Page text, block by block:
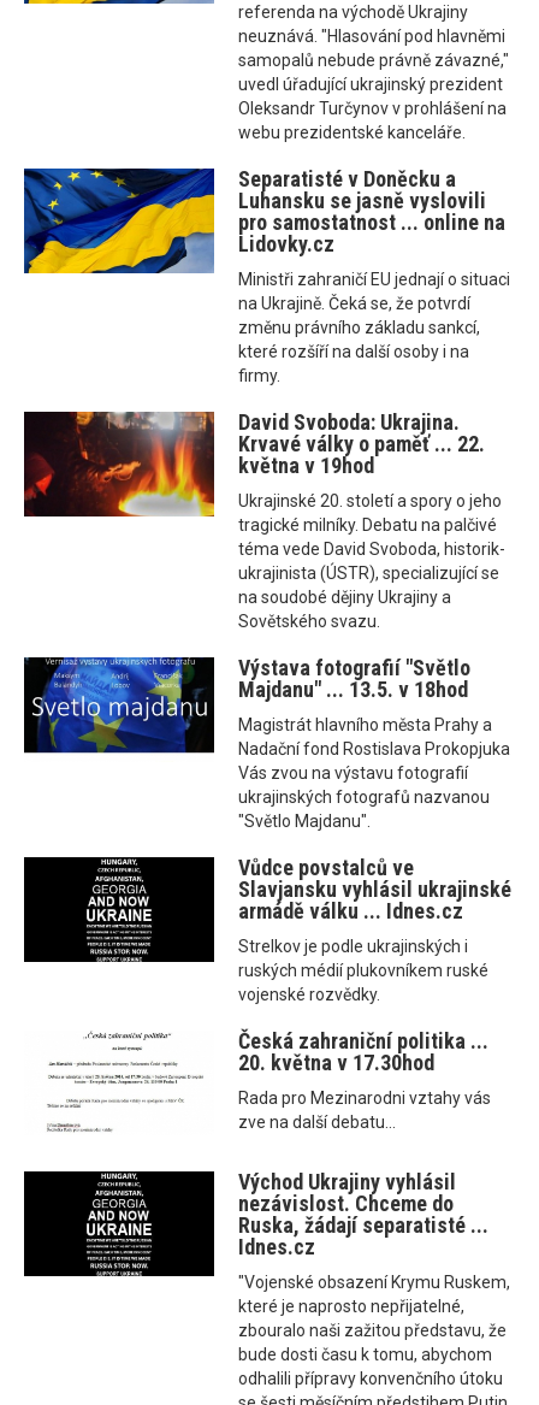
referenda na východě Ukrajiny
neuznává. "Hlasování pod hlavněmi
samopalů nebude právně závazné,"
uvedl úřadující ukrajinský prezident
Oleksandr Turčynov v prohlášení na
webu prezidentské kanceláře.
Separatisté v Doněcku a
Luhansku se jasně vyslovili
pro samostatnost ... online na
Lidovky.cz
Ministři zahraničí EU jednají o situaci
na Ukrajině. Čeká se, že potvrdí
změnu právního základu sankcí,
které rozšíří na další osoby i na
firmy.
David Svoboda: Ukrajina.
Krvavé války o paměť ... 22.
května v 19hod
Ukrajinské 20. století a spory o jeho
tragické milníky. Debatu na palčivé
téma vede David Svoboda, historik-
ukrajinista (ÚSTR), specializující se
na soudobé dějiny Ukrajiny a
Sovětského svazu.
Výstava fotografií "Světlo
Majdanu" ... 13.5. v 18hod
Magistrát hlavního města Prahy a
Nadační fond Rostislava Prokopjuka
Vás zvou na výstavu fotografií
ukrajinských fotografů nazvanou
"Světlo Majdanu".
Vůdce povstalců ve
Slavjansku vyhlásil ukrajinské
armádě válku ... Idnes.cz
Strelkov je podle ukrajinských i
ruských médií plukovníkem ruské
vojenské rozvědky.
Česká zahraniční politika ...
20. května v 17.30hod
Rada pro Mezinarodni vztahy vás
zve na další debatu...
Východ Ukrajiny vyhlásil
nezávislost. Chceme do
Ruska, žádají separatisté ...
Idnes.cz
"Vojenské obsazení Krymu Ruskem,
které je naprosto nepřijatelné,
zbouralo naši zažitou představu, že
bude dosti času k tomu, abychom
odhalili přípravy konvenčního útoku